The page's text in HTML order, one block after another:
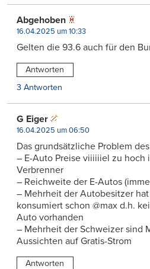
Abgehoben
16.04.2025 um 10:33
Gelten die 93.6 auch für den
Antworten
3 Antworten
G Eiger
16.04.2025 um 06:50
Das grundsätzliche Problem
– E-Auto Preise viiiiiiel zu hoch
Verbrenner
– Reichweite der E-Autos
– Mehrheit der Autobesitzer
konsumiert schon @max d.h.
Auto vorhanden
– Mehrheit der Schweizer sind
Aussichten auf Gratis-Strom
Antworten